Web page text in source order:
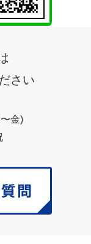
さい
金)